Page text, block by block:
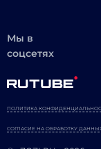
Мы в
соцсетях
ПОЛИТИКА
СОГЛАСИЕ НА ОБРАБОТКУ